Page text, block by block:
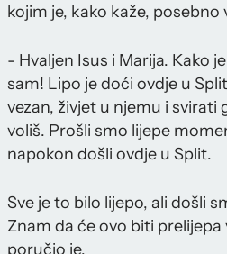
kojim je, kako kaže, posebno
- Hvaljen Isus i Marija. Kako
sam! Lipo je doći ovdje u
vezan, živjet u njemu i svirati
voliš. Prošli smo lijepe
napokon došli ovdje u Split.
Sve je to bilo lijepo, ali došli
Znam da će ovo biti prelijepa
poručio je.